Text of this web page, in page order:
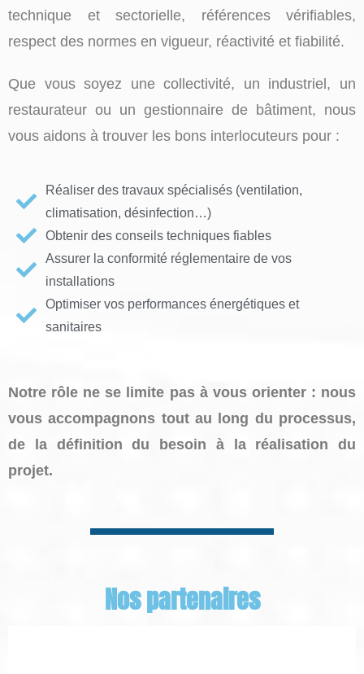
technique et sectorielle, références vérifiables,
respect des normes en vigueur, réactivité et fiabilité.
Que vous soyez une collectivité, un industriel, un
restaurateur ou un gestionnaire de bâtiment, nous
vous aidons à trouver les bons interlocuteurs pour :
Réaliser des travaux spécialisés (ventilation,
climatisation, désinfection…)
Obtenir des conseils techniques fiables
Assurer la conformité réglementaire de vos
installations
Optimiser vos performances énergétiques et
sanitaires
Notre rôle ne se limite pas à vous orienter : nous
vous accompagnons tout au long du processus,
de la définition du besoin
à la réalisation du
projet.
Nos partenaires